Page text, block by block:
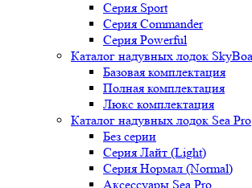
Серия Sport
Серия Commander
Серия Powerful
Каталог надувных лодок
Базовая комплектация
Полная комплектация
Люкс комплектация
Каталог надувных лодок Sea Pro
Без серии
Серия Лайт (Light)
Серия Нормал (Normal)
Аксессуары Sea Pro